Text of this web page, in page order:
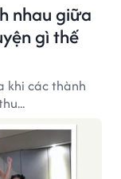
nhau giữa
gì thế
khi các thành